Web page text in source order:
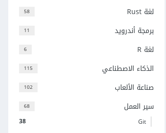
58 لغة Rust
11 برمجة أندرويد
6 لغة R
115 الذكاء الاصطناعي
102 صناعة الألعاب
68 سير العمل
38 Git